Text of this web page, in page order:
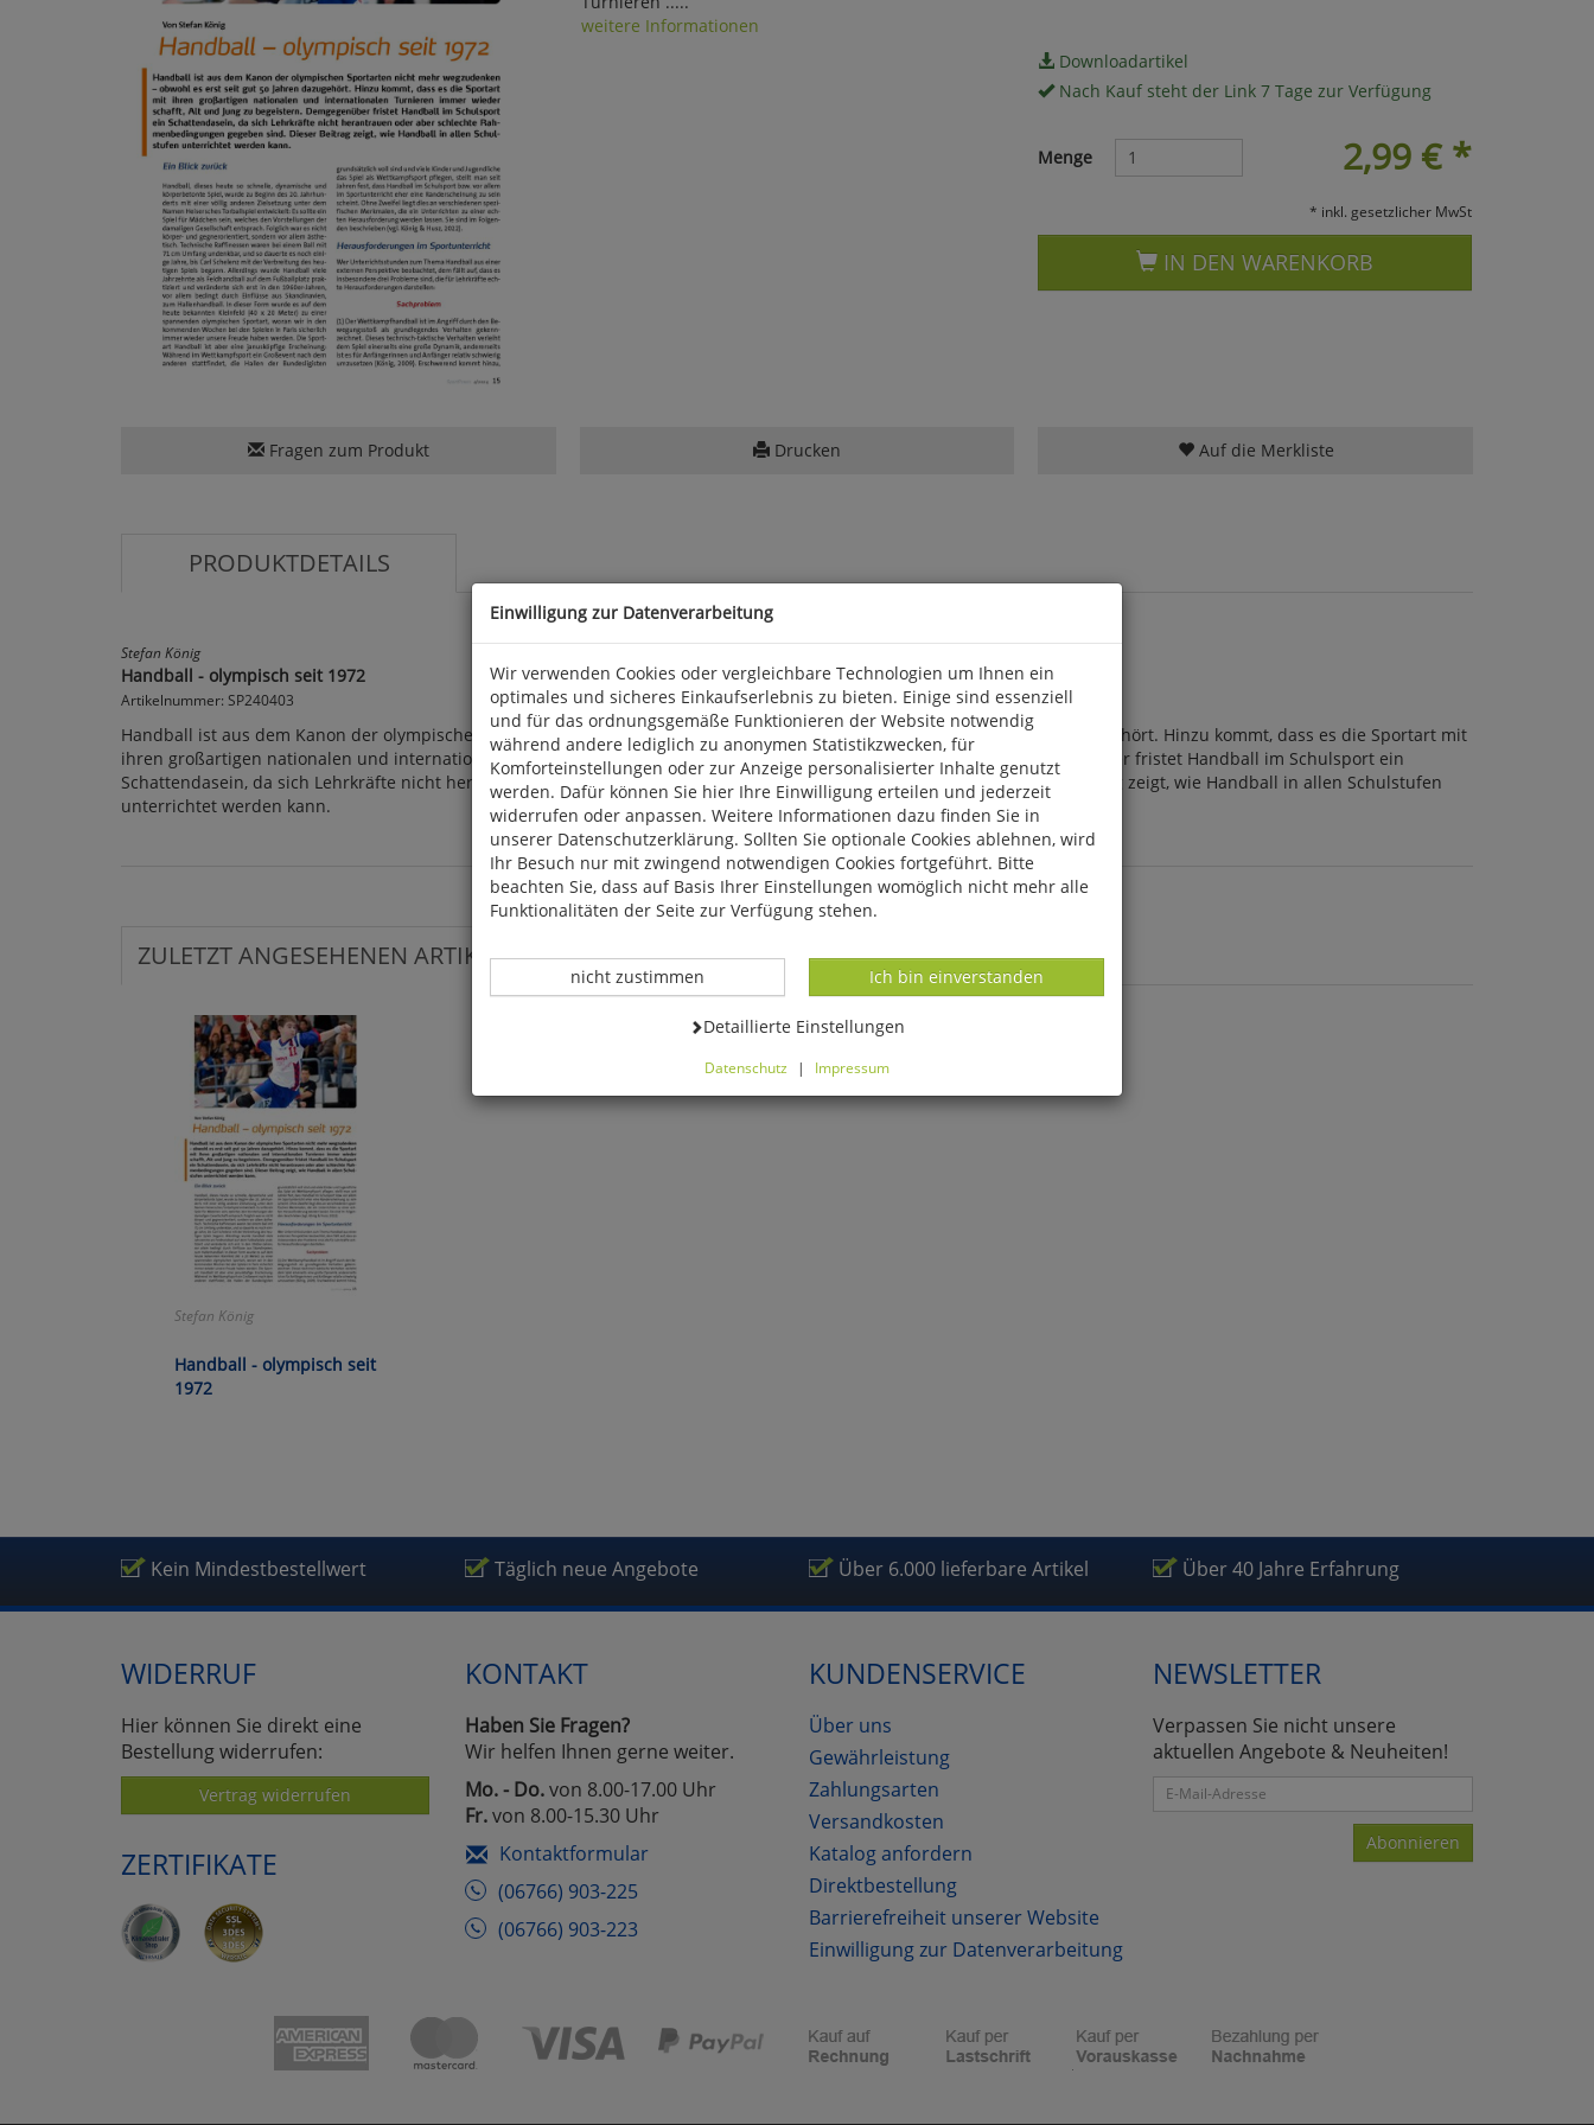
weitere Informationen
Downloadartikel
Nach Kauf steht der Link 7 Tage zur Verfügung
2,99 €*
Menge
* inkl. gesetzlicher MwSt
IN DEN WARENKORB
Fragen zum Produkt Drucken Auf die Merkliste
PRODUKTDETAILS
Stefan König
Handball - olympisch seit 1972
Artikelnummer: SP240403
Handball ist aus dem Kanon der olympischen Sportarten nicht mehr wegzudenken - obwohl es erst seit gut 50 Jahren dazugehört. Hinzu kommt, dass es die Sportart mit
ihren großartigen nationalen und internationalen Turnieren immer wieder schafft, Alt und Jung zu begeistern. Demgegenüber fristet Handball im Schulsport ein
Schattendasein, da sich Lehrkräfte nicht herantrauen oder aber schlechte Rahmenbedingungen gegeben sind. Dieser Beitrag zeigt, wie Handball in allen Schulstufen
unterrichtet werden kann.
ZULETZT ANGESEHENEN ARTIKEL:
Stefan König
Handball - olympisch seit
1972
Kein Mindestbestellwert Täglich neue Angebote Über 6.000 lieferbare Artikel Über 40 Jahre Erfahrung
WIDERRUF
Hier können Sie direkt eine
Bestellung widerrufen:
Vertrag widerrufen
ZERTIFIKATE
KONTAKT
Haben Sie Fragen?
Wir helfen Ihnen gerne weiter.
Mo. - Do.von 8.00-17.00 Uhr
Fr.von 8.00-15.30 Uhr
Kontaktformular
(06766) 903-225
(06766) 903-223
KUNDENSERVICE
Über uns
Gewährleistung
Zahlungsarten
Versandkosten
Katalog anfordern
Direktbestellung
Barrierefreiheit unserer Website
Einwilligung zur Datenverarbeitung
NEWSLETTER
Verpassen Sie nicht unsere
aktuellen Angebote & Neuheiten!
Abonnieren
Einwilligung zur Datenverarbeitung
Wir verwenden Cookies oder vergleichbare Technologien um Ihnen ein
optimales und sicheres Einkaufserlebnis zu bieten. Einige sind essenziell
und für das ordnungsgemäße Funktionieren der Website notwendig
während andere lediglich zu anonymen Statistikzwecken, für
Komforteinstellungen oder zur Anzeige personalisierter Inhalte genutzt
werden. Dafür können Sie hier Ihre Einwilligung erteilen und jederzeit
widerrufen oder anpassen. Weitere Informationen dazu finden Sie in
unserer Datenschutzerklärung. Sollten Sie optionale Cookies ablehnen, wird
Ihr Besuch nur mit zwingend notwendigen Cookies fortgeführt. Bitte
beachten Sie, dass auf Basis Ihrer Einstellungen womöglich nicht mehr alle
Funktionalitäten der Seite zur Verfügung stehen.
Datenverarbeitung -
Ich bin einverstanden
Datenverarbeitung -
nicht zustimmen
Datenverarbeitung -
Detaillierte Einstellungen
Datenschutz | Impressum
Cookies ablehnen, wird Ihr Besuch nur mit zwingend notwendigen Cookies
Umfragetools
Cookies
Alle Akzeptieren Cookies
Einstellungen speichern
zurückzu Haupptseite Zustimmung Datenverarbeitung (Seitenende)